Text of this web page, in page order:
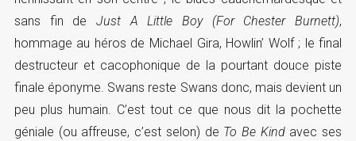
sans fin de Just A Little Boy (For Chester Burnett),
hommage au héros de Michael Gira, Howlin’ Wolf ; le final
destructeur et cacophonique de la pourtant douce piste
finale éponyme. Swans reste Swans donc, mais devient un
peu plus humain. C’est tout ce que nous dit la pochette
géniale (ou affreuse, c’est selon) de To Be Kindavec ses